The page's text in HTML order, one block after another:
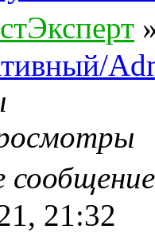
21:32